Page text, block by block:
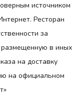
источником
Ресторан
за
в иных
на доставку
на официальном